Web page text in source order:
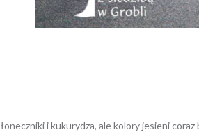
i kukurydza, ale kolory jesieni